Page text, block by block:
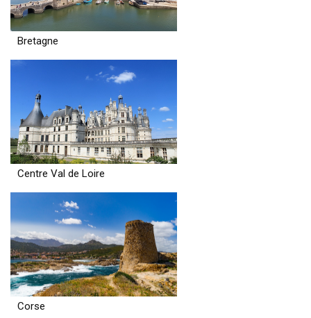
Bretagne
Centre Val de Loire
Corse